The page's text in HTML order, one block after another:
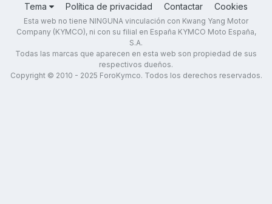
Tema Política de privacidad Contactar Cookies
Esta web no tiene NINGUNA vinculación con Kwang Yang Motor
Company (KYMCO), ni con su filial en España KYMCO Moto España,
S.A.
Todas las marcas que aparecen en esta web son propiedad de sus
respectivos dueños.
Copyright © 2010 - 2025 ForoKymco. Todos los derechos reservados.